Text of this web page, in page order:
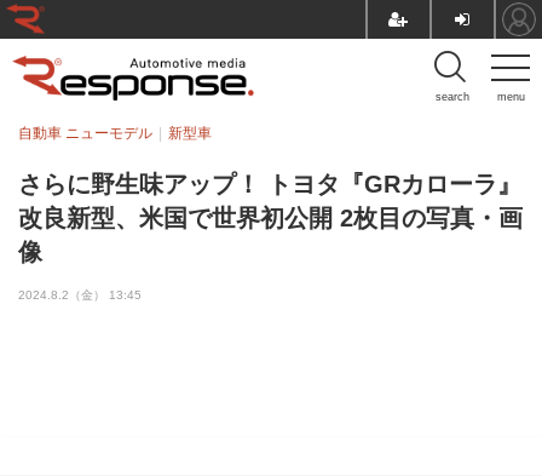
menu
search
さらに野生味アップ！ トヨタ『GRカローラ』
改良新型、米国で世界初公開 2枚目の写真・画
像
自動車 ニューモデル 新型車
2024.8.2（金） 13:45